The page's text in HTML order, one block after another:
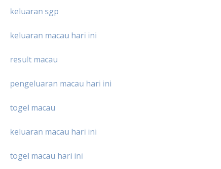
keluaran sgp
keluaran macau hari ini
result macau
pengeluaran macau hari ini
togel macau
keluaran macau hari ini
togel macau hari ini